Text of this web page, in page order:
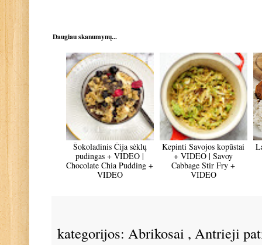
Daugiau skanumynų...
Šokoladinis Čija sėklų
pudingas + VIDEO |
Chocolate Chia Pudding +
VIDEO
Kepinti Savojos kopūstai
+ VIDEO | Savoy
Cabbage Stir Fry +
VIDEO
kategorijos: Abrikosai , Antrieji